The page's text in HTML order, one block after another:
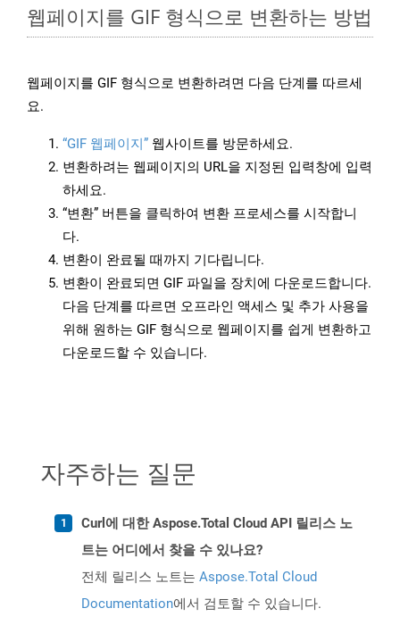
웹페이지를 GIF 형식으로 변환하는 방법
웹페이지를 GIF 형식으로 변환하려면 다음 단계를 따르세
요.
“GIF 웹페이지” 웹사이트를 방문하세요.
변환하려는 웹페이지의 URL을 지정된 입력창에 입력
하세요.
“변환” 버튼을 클릭하여 변환 프로세스를 시작합니
다.
변환이 완료될 때까지 기다립니다.
변환이 완료되면 GIF 파일을 장치에 다운로드합니다.
다음 단계를 따르면 오프라인 액세스 및 추가 사용을
위해 원하는 GIF 형식으로 웹페이지를 쉽게 변환하고
다운로드할 수 있습니다.
자주하는 질문
Curl에 대한 Aspose.Total Cloud API 릴리스 노
트는 어디에서 찾을 수 있나요?
전체 릴리스 노트는 Aspose.Total Cloud
Documentation에서 검토할 수 있습니다.